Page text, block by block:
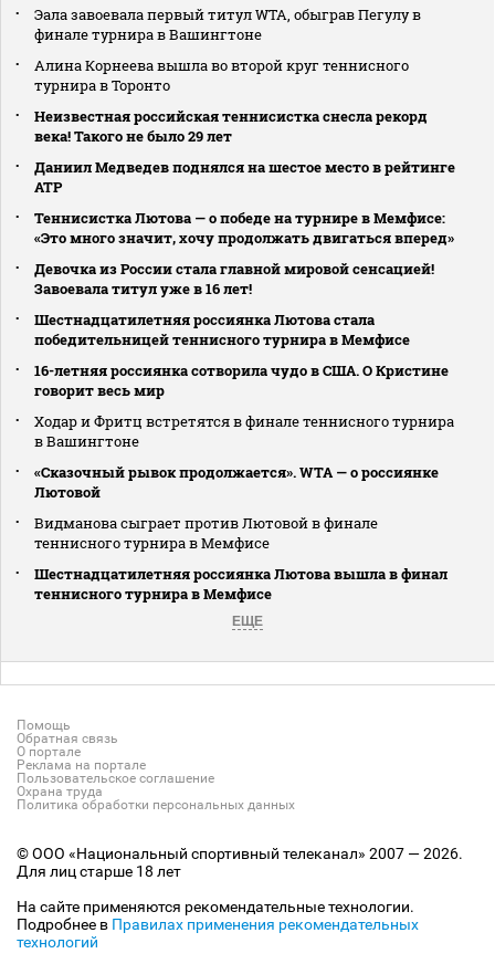
Эала завоевала первый титул WTA, обыграв Пегулу в
финале турнира в Вашингтоне
Алина Корнеева вышла во второй круг теннисного
турнира в Торонто
Неизвестная российская теннисистка снесла рекорд
века! Такого не было 29 лет
Даниил Медведев поднялся на шестое место в рейтинге
АТР
Теннисистка Лютова — о победе на турнире в Мемфисе:
«Это много значит, хочу продолжать двигаться вперед»
Девочка из России стала главной мировой сенсацией!
Завоевала титул уже в 16 лет!
Шестнадцатилетняя россиянка Лютова стала
победительницей теннисного турнира в Мемфисе
16-летняя россиянка сотворила чудо в США. О Кристине
говорит весь мир
Ходар и Фритц встретятся в финале теннисного турнира
в Вашингтоне
«Сказочный рывок продолжается». WTA — о россиянке
Лютовой
Видманова сыграет против Лютовой в финале
теннисного турнира в Мемфисе
Шестнадцатилетняя россиянка Лютова вышла в финал
теннисного турнира в Мемфисе
ЕЩЕ
Помощь
Обратная связь
О портале
Реклама на портале
Пользовательское соглашение
Охрана труда
Политика обработки персональных данных
© ООО «Национальный спортивный телеканал» 2007 — 2026.
Для лиц старше 18 лет
На сайте применяются рекомендательные технологии.
Подробнее в Правилах применения рекомендательных
технологий